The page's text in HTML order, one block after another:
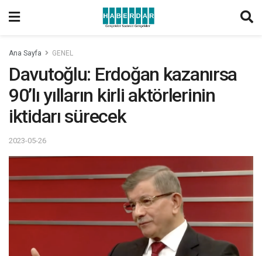
Ana Sayfa GENEL
Davutoğlu: Erdoğan kazanırsa
90’lı yılların kirli aktörlerinin
iktidarı sürecek
2023-05-26